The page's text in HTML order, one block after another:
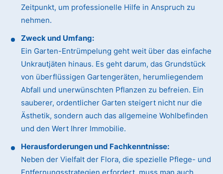
Zeitpunkt, um professionelle Hilfe in Anspruch zu
nehmen.
Zweck und Umfang:
Ein Garten-Entrümpelung geht weit über das einfache
Unkrautjäten hinaus. Es geht darum, das Grundstück
von überflüssigen Gartengeräten, herumliegendem
Abfall und unerwünschten Pflanzen zu befreien. Ein
sauberer, ordentlicher Garten steigert nicht nur die
Ästhetik, sondern auch das allgemeine Wohlbefinden
und den Wert Ihrer Immobilie.
Herausforderungen und Fachkenntnisse:
Neben der Vielfalt der Flora, die spezielle Pflege- und